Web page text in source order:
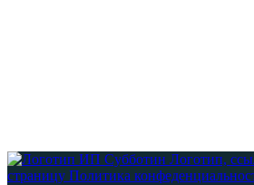
Логотип,
страницу Политика